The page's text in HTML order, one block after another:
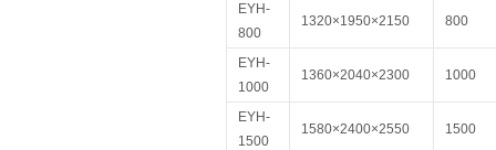
EYH-
800
1320×1950×2150 800
EYH-
1000
1360×2040×2300 1000
EYH-
1500
1580×2400×2550 1500